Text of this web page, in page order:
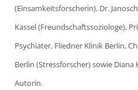
(Einsamkeitsforscherin), Dr.
Kassel (Freundschaftssoziologe),
Psychiater, Fliedner Klinik Berlin,
Berlin (Stressforscher) sowie Diana
Autorin.